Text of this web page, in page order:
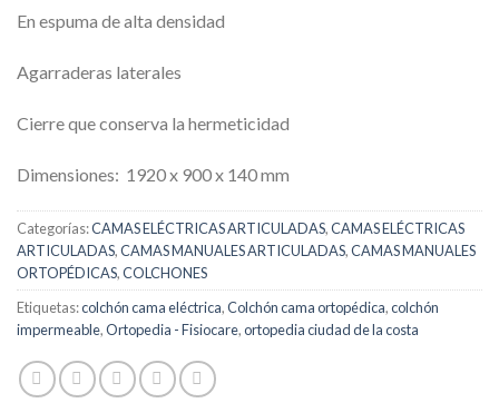
En espuma de alta densidad
Agarraderas laterales
Cierre que conserva la hermeticidad
Dimensiones: 1920 x 900 x 140 mm
Categorías:CAMAS ELÉCTRICAS ARTICULADAS,CAMAS ELÉCTRICAS
ARTICULADAS,CAMAS MANUALES ARTICULADAS,CAMAS MANUALES
ORTOPÉDICAS,COLCHONES
Etiquetas:colchón cama eléctrica,Colchón cama ortopédica,colchón
impermeable,Ortopedia - Fisiocare,ortopedia ciudad de la costa